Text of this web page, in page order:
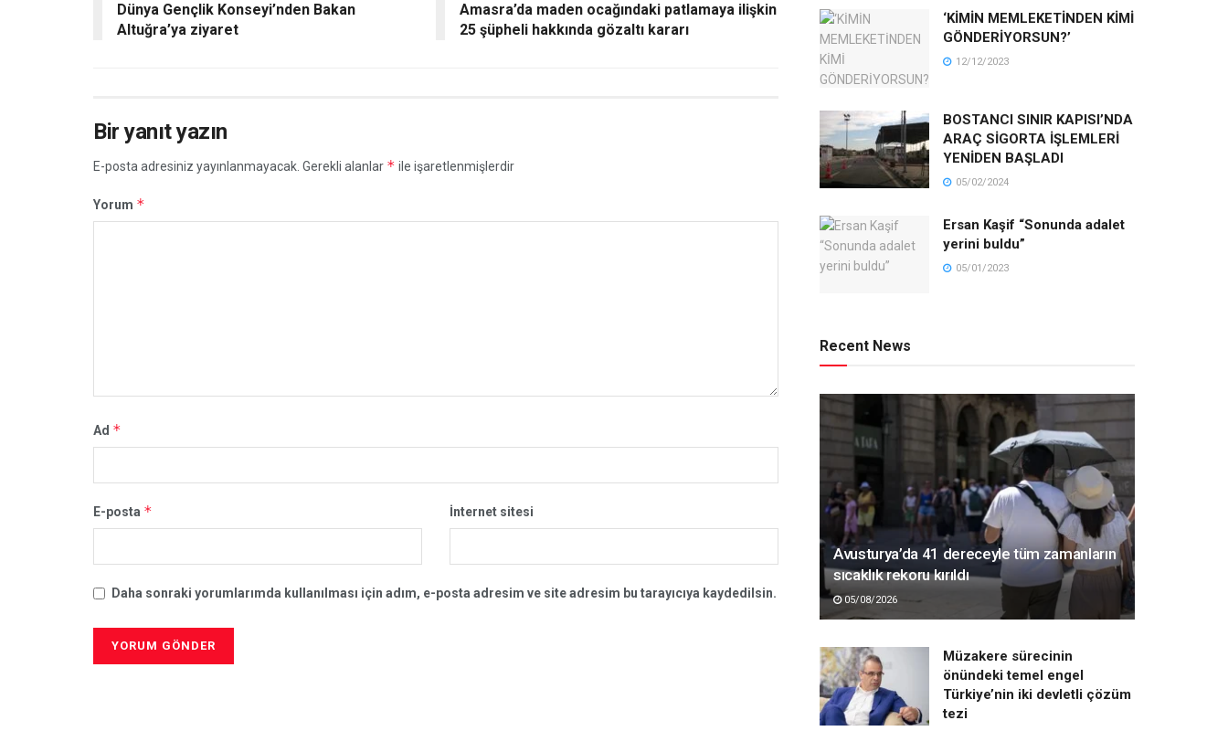
Dünya Gençlik Konseyi’nden Bakan
Altuğra’ya ziyaret
Amasra’da maden ocağındaki patlamaya ilişkin
25 şüpheli hakkında gözaltı kararı
Bir yanıt yazın
E-posta adresiniz yayınlanmayacak. Gerekli alanlar * ile işaretlenmişlerdir
Yorum *
Ad *
E-posta * İnternet sitesi
Daha sonraki yorumlarımda kullanılması için adım, e-posta adresim ve site adresim bu tarayıcıya kaydedilsin.
‘KİMİN MEMLEKETİNDEN KİMİ
GÖNDERİYORSUN?’
12/12/2023
BOSTANCI SINIR KAPISI’NDA
ARAÇ SİGORTA İŞLEMLERİ
YENİDEN BAŞLADI
05/02/2024
Ersan Kaşif “Sonunda adalet
yerini buldu”
05/01/2023
Recent News
Avusturya’da 41 dereceyle tüm zamanların
sıcaklık rekoru kırıldı
05/08/2026
Müzakere sürecinin
önündeki temel engel
Türkiye’nin iki devletli çözüm
tezi